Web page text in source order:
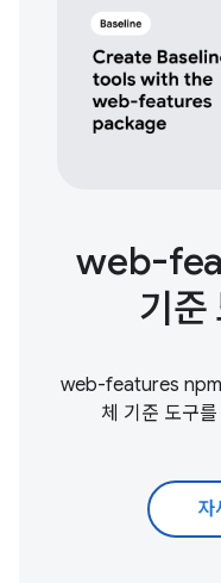
web-
기준
web-features npm
체 기준 도구
자